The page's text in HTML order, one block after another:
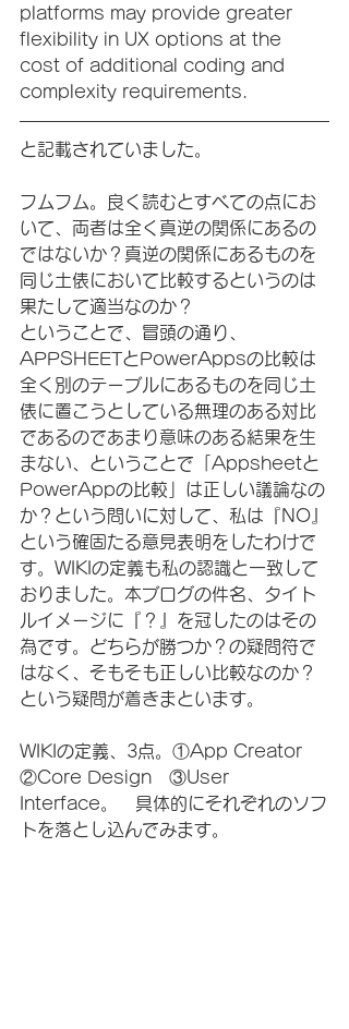
platforms may provide greater
flexibility in UX options at the
cost of additional coding and
complexity requirements.
と記載されていました。
フムフム。良く読むとすべての点にお
いて、両者は全く真逆の関係にあるの
ではないか？真逆の関係にあるものを
同じ土俵において比較するというのは
果たして適当なのか？
ということで、冒頭の通り、
APPSHEETとPowerAppsの比較は
全く別のテーブルにあるものを同じ土
俵に置こうとしている無理のある対比
であるのであまり意味のある結果を生
まない、ということで「Appsheetと
PowerAppの比較」は正しい議論なの
か？という問いに対して、私は『NO』
という確固たる意見表明をしたわけで
す。WIKIの定義も私の認識と一致して
おりました。本ブログの件名、タイト
ルイメージに『？』を冠したのはその
為です。どちらが勝つか？の疑問符で
はなく、そもそも正しい比較なのか？
という疑問が着きまといます。
WIKIの定義、3点。①App Creator
②Core Design　③User
Interface。　具体的にそれぞれのソフ
トを落とし込んでみます。